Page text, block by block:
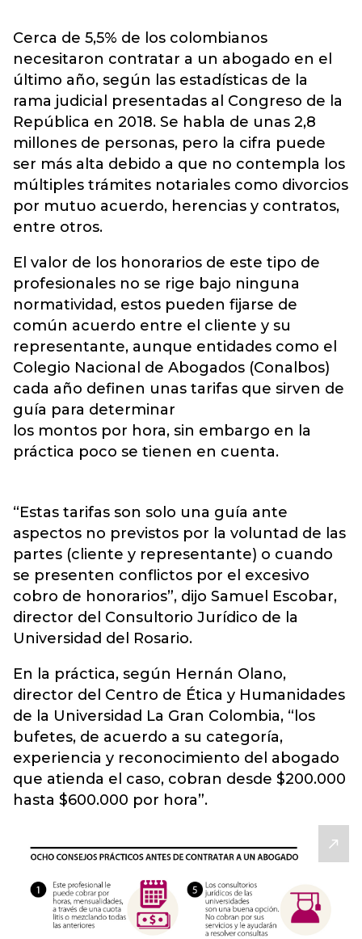
Cerca de 5,5% de los colombianos
necesitaron contratar a un abogado en el
último año, según las estadísticas de la
rama judicial presentadas al Congreso de la
República en 2018. Se habla de unas 2,8
millones de personas, pero la cifra puede
ser más alta debido a que no contempla los
múltiples trámites notariales como divorcios
por mutuo acuerdo, herencias y contratos,
entre otros.
El valor de los honorarios de este tipo de
profesionales no se rige bajo ninguna
normatividad, estos pueden fijarse de
común acuerdo entre el cliente y su
representante, aunque entidades como el
Colegio Nacional de Abogados (Conalbos)
cada año definen unas tarifas que sirven de
guía para determinar
los montos por hora, sin embargo en la
práctica poco se tienen en cuenta.
“Estas tarifas son solo una guía ante
aspectos no previstos por la voluntad de las
partes (cliente y representante) o cuando
se presenten conflictos por el excesivo
cobro de honorarios”, dijo Samuel Escobar,
director del Consultorio Jurídico de la
Universidad del Rosario.
En la práctica, según Hernán Olano,
director del Centro de Ética y Humanidades
de la Universidad La Gran Colombia, “los
bufetes, de acuerdo a su categoría,
experiencia y reconocimiento del abogado
que atienda el caso, cobran desde $200.000
hasta $600.000 por hora”.